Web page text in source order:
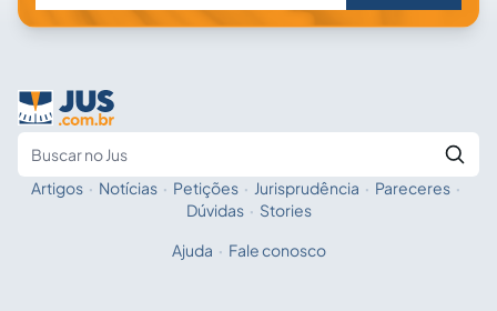
Fale com a IA
Artigos · Notícias · Petições · Jurisprudência · Pareceres ·
Dúvidas · Stories
Ajuda · Fale conosco